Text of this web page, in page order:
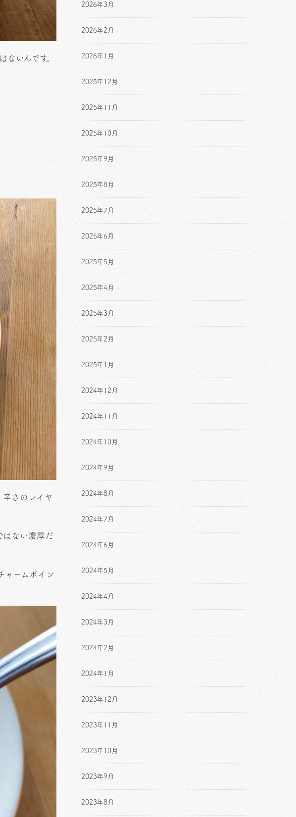
いんです。
さのレイヤ
はない濃厚だ
ャームポイン
2026年3月
2026年2月
2026年1月
2025年12月
2025年11月
2025年10月
2025年9月
2025年8月
2025年7月
2025年6月
2025年5月
2025年4月
2025年3月
2025年2月
2025年1月
2024年12月
2024年11月
2024年10月
2024年9月
2024年8月
2024年7月
2024年6月
2024年5月
2024年4月
2024年3月
2024年2月
2024年1月
2023年12月
2023年11月
2023年10月
2023年9月
2023年8月